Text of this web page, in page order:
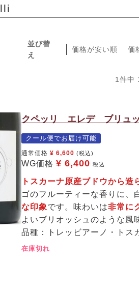
並び替
え
価格が安い順 価
1 件中
クペッリ エレデ ブリュ
クール便でお届け可能
通常価格 ¥ 6,600 (税込)
WG価格 ¥ 6,400 税込
トスカーナ原産ブドウから
ゴのフルーティーな香りに、
な印象です。味わいは非常に
よいブリオッシュのような風
品種：トレッビアーノ・ト
在庫切れ